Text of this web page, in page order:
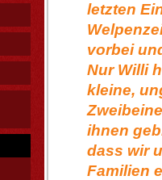
letzten
vorbei
Nur Willi
kleine,
ihnen
dass wir
Familien